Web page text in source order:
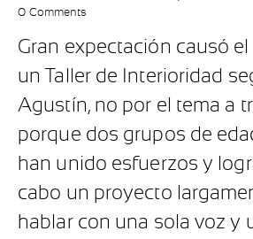
0 Comments
Gran expectación causó
un Taller de Interioridad
Agustín, no por el tema a
porque dos grupos de
han unido esfuerzos y
cabo un proyecto
hablar con una sola voz y